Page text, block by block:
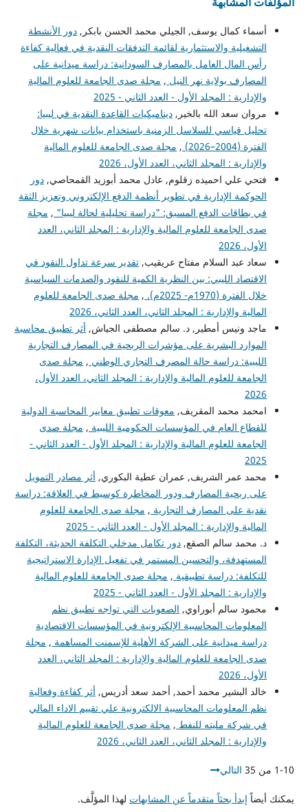
أسماء كمال يوسف, الجيلي محمد الحسن بابكر, دور الأنشطة
التشغيلية والاستثمارية لقائمة التدفقات النقدية في فعالية كفاءة
رأس المال العامل بالمصارف السودانية: دراسة ميدانية على
المصارف بولاية نهر النيل , مجلة صدى الجامعة للعلوم المالية
والإدارية : المجلد الأول - العدد الثاني - 2025
مروان سعد الله بالخير, ديناميكيات القاعدة النقدية في ليبيا:
تحليل قياسي للسلاسل الزمنية باستخدام بيانات شهرية خلال
الفترة (2004–2026)
, مجلة صدى الجامعة للعلوم المالية
والإدارية : المجلد الثاني، العدد الأول، 2026
فتحي علي احميده زقلوم, عادل محمد أبوزيد القمحاصي, دور
الحوكمة الإدارية في تطوير أنظمة الدفع الإلكتروني وتعزيز الثقة
في بطاقات الدفع المسبق: "دراسة تحليلية لحالة ليبيا" , مجلة
صدى الجامعة للعلوم المالية والإدارية : المجلد الثاني، العدد
الأول، 2026
سعاد عبد السلام مفتاح عريقيب, تقدير سرعة تداول النقود في
الاقتصاد الليبي: بين النظرية الكمية للنقود والصدمات السياسية
خلال الفترة (1970م- 2025م).
, مجلة صدى الجامعة للعلوم
المالية والإدارية : المجلد الثاني، العدد الثاني، 2026
ماجد ونيس أمطير, د. سالم مصطفى الجياش, أثر تطبيق محاسبة
الموارد البشرية على مؤشرات الربحية في المصارف التجارية
الليبية: دراسة حالة المصرف التجاري الوطني , مجلة صدى
الجامعة للعلوم المالية والإدارية : المجلد الثاني، العدد الأول،
2026
امحمد محمد المقريف, معوقات تطبيق معايير المحاسبة الدولية
للقطاع العام في المؤسسات الحكومية الليبية , مجلة صدى
الجامعة للعلوم المالية والإدارية : المجلد الأول - العدد الثاني -
2025
محمد عمر الشريف, عمران عطية البكوري, أثر مصادر التمويل
على ربحية المصارف ودور المخاطرة كوسيط في العلاقة: دراسة
نقدية على المصارف التجارية , مجلة صدى الجامعة للعلوم
المالية والإدارية : المجلد الأول - العدد الثاني - 2025
د. محمد سالم الصقع, دور تكامل مدخلي التكلفة الحديثة، التكلفة
المستهدفة، والتحسين المستمر في تفعيل الإدارة الاستراتيجية
للتكلفة: دراسة تطبيقية , مجلة صدى الجامعة للعلوم المالية
والإدارية : المجلد الأول - العدد الثاني - 2025
محمود سالم أبوراوي, الصعوبات التي تواجه تطبيق نظم
المعلومات المحاسبية الإلكترونية في المؤسسات الاقتصادية
دراسة ميدانية على الشركة الأهلية للإسمنت المساهمة , مجلة
صدى الجامعة للعلوم المالية والإدارية : المجلد الثاني، العدد
الأول، 2026
خالد البشير محمد أحمد, أحمد سعد أدريس, أثر كفاءة وفعالية
نظم المعلومات المحاسبية الالكترونية علي تقييم الاداء المالي
في شركة مليته للنفط , مجلة صدى الجامعة للعلوم المالية
والإدارية : المجلد الثاني، العدد الثاني، 2026
1-10 من 35 التالي
يمكنك أيضاً إبدأ بحثاً متقدماً عن المشابهات لهذا المؤلَّف.